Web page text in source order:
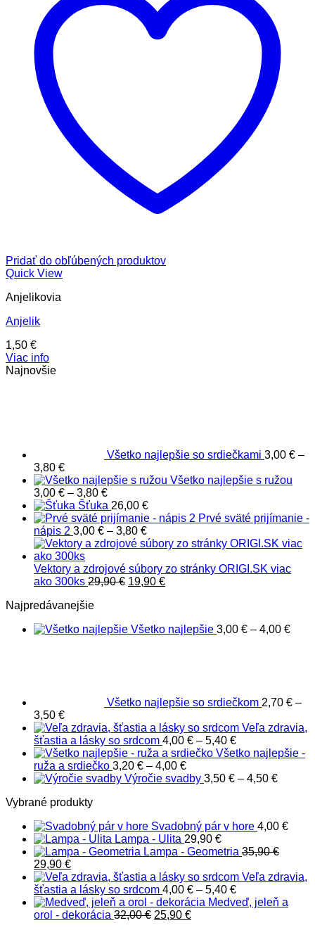
Pridať do obľúbených produktov
Quick View
Anjelikovia
Anjelik
1,50 €
Viac info
Najnovšie
Všetko najlepšie so srdiečkami 3,00 € –
3,80 €Price
range:
3,00 €
through
3,80 €
Všetko najlepšie s ružou
3,00 € – 3,80 €Price
range:
3,00 €
through
3,80 €
Šťuka 26,00 €
Prvé sväté prijímanie -
nápis 2 3,00 € – 3,80 €Price
range:
through
3,80 €
Vektory a zdrojové súbory zo stránky ORIGI.SK viac
ako 300ks 29,90€ Pôvodná
19,90 €Aktuálna
Najpredávanejšie
Všetko najlepšie 3,00 € – 4,00 €Price
Všetko najlepšie so srdiečkom 2,70 € –
3,50 €Price
range:
2,70 €
through
3,50 €
Veľa zdravia,
šťastia a lásky so srdcom 4,00 € – 5,40 €Price
range:
through
Všetko najlepšie -
ruža a srdiečko 3,20 € – 4,00 €Price
range:
Výročie svadby 3,50 € – 4,50 €Price
4,50 €
Vybrané produkty
Svadobný pár v hore 4,00 €
Lampa - Ulita 29,90 €
Lampa - Geometria 35,90€
Pôvodná
cena
bola:
35,90 €.
29,90 €Aktuálna
cena
je:
29,90 €.
Veľa zdravia,
šťastia a lásky so srdcom 4,00 € – 5,40 €Price
range:
Medveď, jeleň a
orol - dekorácia 32,00€ Pôvodná
25,90 €Aktuálna